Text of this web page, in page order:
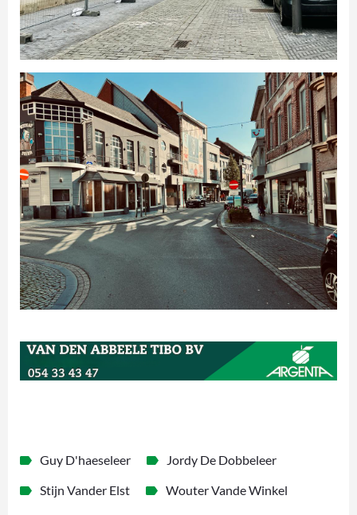
Guy D'haeseleer
Jordy De Dobbeleer
Stijn Vander Elst
Wouter Vande Winkel